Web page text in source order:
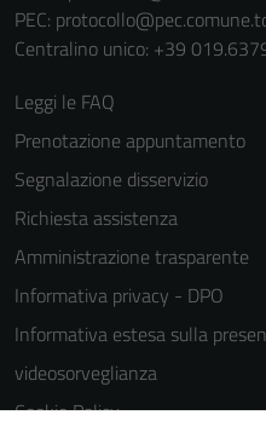
PEC:
Centralino unico: +39
Leggi le FAQ
Prenotazione appuntamento
Segnalazione disservizio
Richiesta assistenza
Amministrazione trasparente
Informativa privacy - DPO
Informativa estesa sulla
videosorveglianza
Cookie Policy